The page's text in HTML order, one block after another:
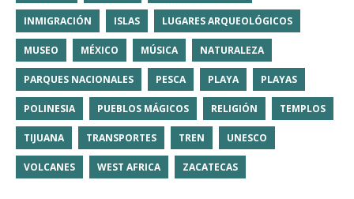
INMIGRACIÓN ISLAS LUGARES ARQUEOLÓGICOS
MUSEO MÉXICO MÚSICA NATURALEZA
PARQUES NACIONALES PESCA PLAYA PLAYAS
POLINESIA PUEBLOS MÁGICOS RELIGIÓN TEMPLOS
TIJUANA TRANSPORTES TREN UNESCO
VOLCANES WEST AFRICA ZACATECAS